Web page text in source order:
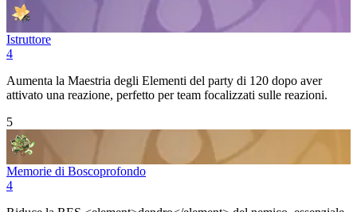
Istruttore
4
Aumenta la Maestria degli Elementi del party di 120 dopo aver
attivato una reazione, perfetto per team focalizzati sulle reazioni.
5
Memorie di Boscoprofondo
4